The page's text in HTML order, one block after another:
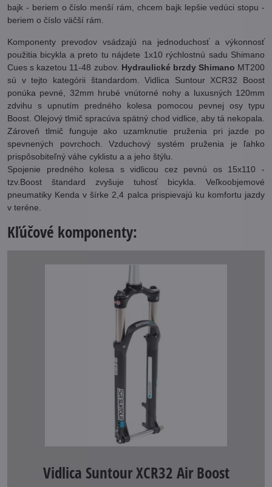
bajk - beriem o číslo menší rám, chcem bajk lepšie vedúci stopu -
beriem o číslo väčší rám.
Komponenty prevodov vsádzajú na jednoduchosť a výkonnosť
použitia bicykla a preto tu nájdete 1x10 rýchlostnú sadu Shimano
Cues s kazetou 11-48 zubov. Hydraulické brzdy Shimano MT200
sú v tejto kategórii štandardom. Vidlica Suntour XCR32 Boost
ponúka pevné, 32mm hrubé vnútorné nohy a luxusných 120mm
zdvihu s upnutím predného kolesa pomocou pevnej osy typu
Boost. Olejový tlmič spracúva spätný chod vidlice, aby tá nekopala.
Zároveň tlmič funguje ako uzamknutie pruženia pri jazde po
spevnených povrchoch. Vzduchový systém pruženia je ľahko
prispôsobiteľný váhe cyklistu a a jeho štýlu.
Spojenie predného kolesa s vidlicou cez pevnú os 15x110 -
tzv.Boost štandard zvyšuje tuhosť bicykla. Veľkoobjemové
pneumatiky Kenda v šírke 2,4 palca prispievajú ku komfortu jazdy
v teréne.
Kľúčové komponenty:
Vidlica Suntour XCR32 Air Boost